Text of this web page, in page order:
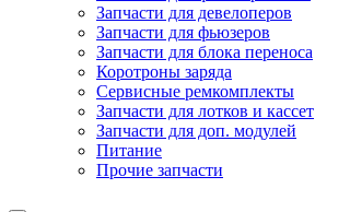
Запчасти для девелоперов
Запчасти для фьюзеров
Запчасти для блока переноса
Коротроны заряда
Сервисные ремкомплекты
Запчасти для лотков и кассет
Запчасти для доп. модулей
Питание
Прочие запчасти